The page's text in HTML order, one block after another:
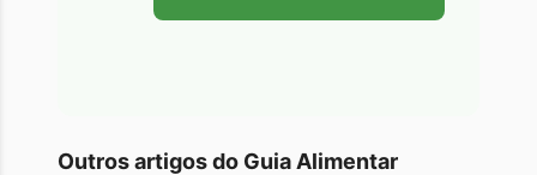
Outros artigos do Guia Alimentar